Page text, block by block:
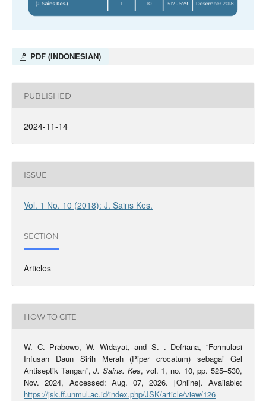
PDF (INDONESIAN)
PUBLISHED
2024-11-14
ISSUE
Vol. 1 No. 10 (2018): J. Sains Kes.
SECTION
Articles
HOW TO CITE
W. C. Prabowo, W. Widayat, and S. . Defriana, “Formulasi
Infusan Daun Sirih Merah (Piper crocatum) sebagai Gel
Antiseptik Tangan”,J. Sains. Kes, vol. 1, no. 10, pp. 525–530,
Nov. 2024, Accessed: Aug. 07, 2026. [Online]. Available:
https://jsk.ff.unmul.ac.id/index.php/JSK/article/view/126